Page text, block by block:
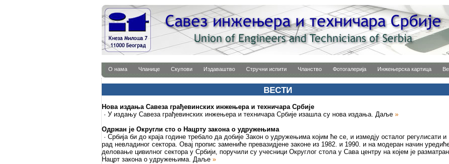
О нама Чланице Скупови Издаваштво Стручни испити Чланство Фотогалерија Инжењерска картица
ВЕСТИ
Нова издања Савеза грађевинских инжењера и техничара Србије
· У издању Савеза грађевинских инжењера и техничара Србије изашла су нова издања. Даље »
Одржан је Округли сто о Нацрту закона о удружењима
· Србија би до краја године требало да добије Закон о удружењима којим ће се, и измедју осталог регулисати и
рад невладиног сектора. Овај пропис замениће превазидјене законе из 1982. и 1990. и на модеран начин
деловање цивилног сектора у Србији, поручили су учесници Округлог стола у Сава центру на којем је разматран
Нацрт закона о удружењима. Даље »